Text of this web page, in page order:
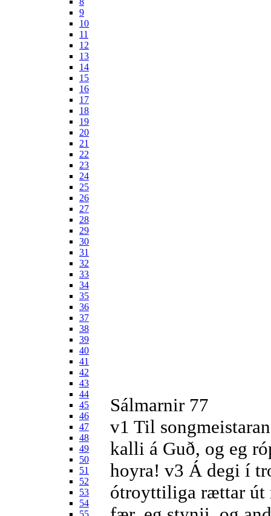
9
10
11
12
13
14
15
16
17
18
19
20
21
22
23
24
25
26
27
28
29
30
31
32
33
34
35
36
37
38
39
40
41
42
43
44
45
46
47
48
49
50
51
52
53
54
55
Sálmarnir 77
v1 Til
kalli á Guð, og eg
hoyra! v3 Á degi í
ótroyttiliga rættar út